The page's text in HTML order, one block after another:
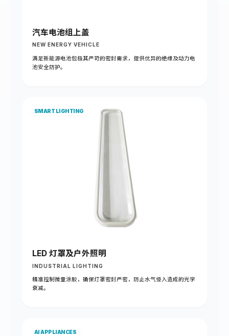
汽车电池组上盖
NEW ENERGY VEHICLE
满足新能源电池包极其严苛的密封需求，提供优异的绝缘及动力电
池安全防护。
SMART LIGHTING
LED 灯罩及户外照明
INDUSTRIAL LIGHTING
精准控制微量涂胶，确保灯罩密封严密，防止水气侵入造成的光学
衰减。
AI APPLIANCES